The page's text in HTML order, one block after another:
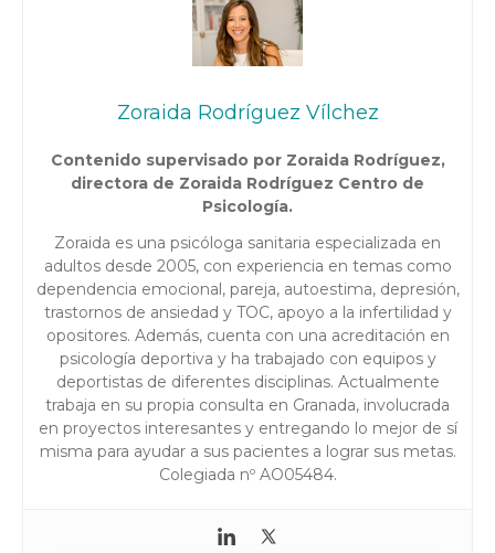
Zoraida Rodríguez Vílchez
Contenido supervisado por Zoraida Rodríguez,
directora de Zoraida Rodríguez Centro de
Psicología.
Zoraida es una psicóloga sanitaria especializada en
adultos desde 2005, con experiencia en temas como
dependencia emocional, pareja, autoestima, depresión,
trastornos de ansiedad y TOC, apoyo a la infertilidad y
opositores. Además, cuenta con una acreditación en
psicología deportiva y ha trabajado con equipos y
deportistas de diferentes disciplinas. Actualmente
trabaja en su propia consulta en Granada, involucrada
en proyectos interesantes y entregando lo mejor de sí
misma para ayudar a sus pacientes a lograr sus metas.
Colegiada nº AO05484.